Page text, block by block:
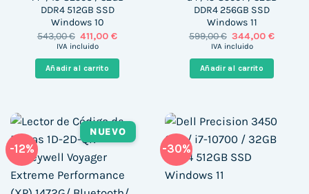
DDR4 512GB SSD
Windows 10
543,00€ El
precio
era:
543,00 €.
411,00€El
es:
411,00 €.
IVA incluido
Añadir al carrito
DDR4 256GB SSD
Windows 11
599,00€ El
precio
era:
599,00 €.
344,00€El
IVA incluido
Añadir al carrito
-12%
NUEVO
-30%